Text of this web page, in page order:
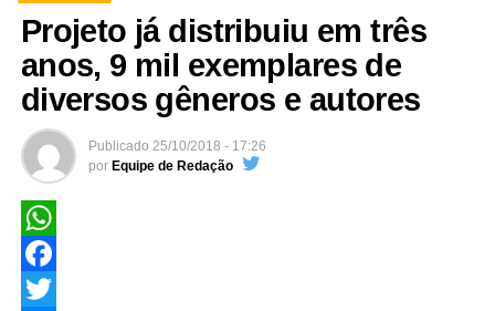
Projeto já distribuiu em três
anos, 9 mil exemplares de
diversos gêneros e autores
Publicado 25/10/2018 - 17:26
por Equipe de Redação
WhatsApp
Facebook